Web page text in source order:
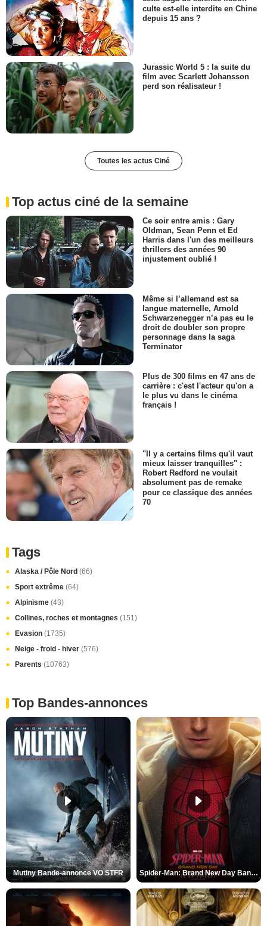
culte est-elle interdite en Chine
depuis 15 ans ?
Jurassic World 5 : la suite du
film avec Scarlett Johansson
perd son réalisateur !
Toutes les actus Ciné
Top actus ciné de la semaine
Ce soir entre amis : Gary
Oldman, Sean Penn et Ed
Harris dans l'un des meilleurs
thrillers des années 90
injustement oublié !
Même si l’allemand est sa
langue maternelle, Arnold
Schwarzenegger n’a pas eu le
droit de doubler son propre
personnage dans la saga
Terminator
Plus de 300 films en 47 ans de
carrière : c'est l'acteur qu'on a
le plus vu dans le cinéma
français !
"Il y a certains films qu'il vaut
mieux laisser tranquilles" :
Robert Redford ne voulait
absolument pas de remake
pour ce classique des années
70
Tags
Alaska / Pôle Nord (66)
Sport extrême (64)
Alpinisme (43)
Collines, roches et montagnes (151)
Evasion (1735)
Neige - froid - hiver (576)
Parents (10763)
Top Bandes-annonces
Mutiny Bande-annonce VO STFR Spider-Man: Brand New Day Bande-annonce VO STFR